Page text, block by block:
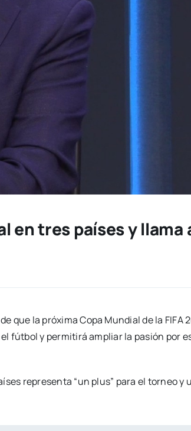
tres países y llama
que la próxima Copa Mundial de la FIFA
fútbol y permitirá ampliar la pasión por
representa “un plus” para el torneo y